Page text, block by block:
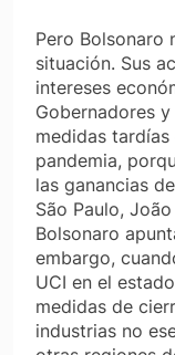
Pero Bolsonaro
situación. Sus
intereses
Gobernadores
medidas
pandemia,
las ganancias
São Paulo,
Bolsonaro
embargo,
UCI en el
medidas de
industrias no